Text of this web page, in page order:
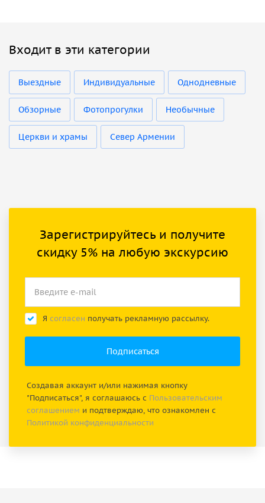
Входит в эти категории
Выездные Индивидуальные Однодневные
Обзорные Фотопрогулки Необычные
Церкви и храмы Север Армении
Зарегистрируйтесь и получите
скидку 5% на любую экскурсию
Я согласен получать рекламную рассылку.
Создавая аккаунт и/или нажимая кнопку
"Подписаться", я соглашаюсь с Пользовательским
соглашением и подтверждаю, что ознакомлен с
Политикой конфиденциальности